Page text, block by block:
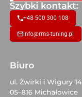
Szybki kontakt:
+48 500 300 108
info@rms-tuning.pl
Biuro
ul. Żwirki i Wigury 14
05–816 Michałowice